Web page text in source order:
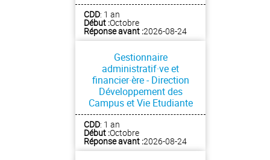
CDD: 1 an
Début :Octobre
Réponse avant :2026-08-24
Gestionnaire
administratif·ve et
financier·ère - Direction
Développement des
Campus et Vie Etudiante
CDD: 1 an
Début :Octobre
Réponse avant :2026-08-24